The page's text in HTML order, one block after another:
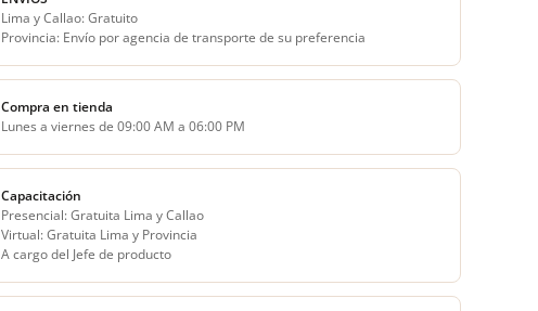
Lima y Callao: Gratuito
Provincia: Envío por agencia de transporte de su preferencia
Compra en tienda
Lunes a viernes de 09:00 AM a 06:00 PM
Capacitación
Presencial: Gratuita Lima y Callao
Virtual: Gratuita Lima y Provincia
A cargo del Jefe de producto